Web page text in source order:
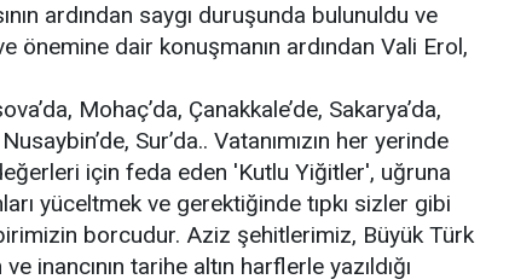
ardından saygı duruşunda bulunuldu ve
önemine dair konuşmanın ardından Vali Erol,
Mohaç’da, Çanakkale’de, Sakarya’da,
Sur’da.. Vatanımızın her yerinde
için feda eden 'Kutlu Yiğitler', uğruna
yüceltmek ve gerektiğinde tıpkı sizler gibi
borcudur. Aziz şehitlerimiz, Büyük Türk
inancının tarihe altın harflerle yazıldığı